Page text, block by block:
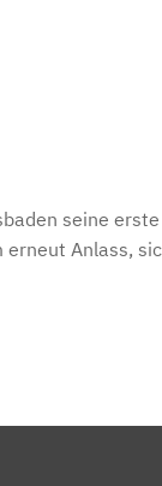
seine
erneut Anlass,